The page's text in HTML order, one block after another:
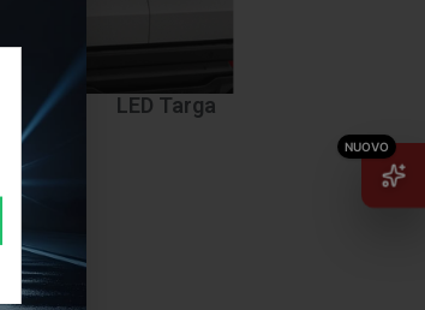
LED Targa